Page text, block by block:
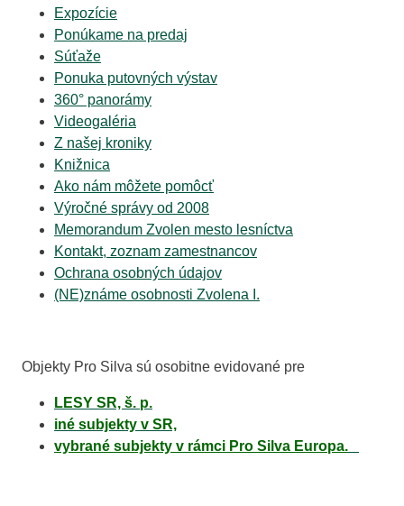
Expozície
Ponúkame na predaj
Súťaže
Ponuka putovných výstav
360° panorámy
Videogaléria
Z našej kroniky
Knižnica
Ako nám môžete pomôcť
Výročné správy od 2008
Memorandum Zvolen mesto lesníctva
Kontakt, zoznam zamestnancov
Ochrana osobných údajov
(NE)známe osobnosti Zvolena I.
Objekty Pro Silva sú osobitne evidované pre
LESY SR, š. p.
iné subjekty v SR,
vybrané subjekty v rámci Pro Silva Europa.